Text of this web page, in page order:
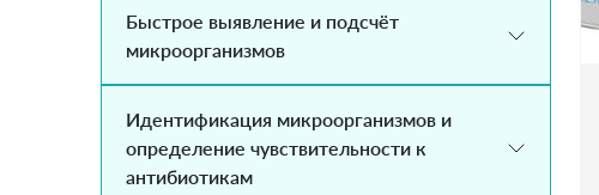
Быстрое выявление и подсчёт
микроорганизмов
Идентификация микроорганизмов и
определение чувствительности к
антибиотикам